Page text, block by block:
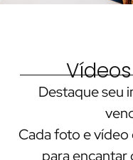
Destaque seu
Cada foto e
para